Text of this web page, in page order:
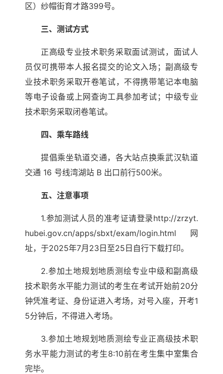
区）纱帽街育才路399号。
三、测试方式
正高级专业技术职务采取面试测试，面试人
员仅可携带本人报名提交的论文入场；副高级专
业技术职务采取开卷笔试，不得携带笔记本电脑
等电子设备或上网查询工具参加考试；中级专业
技术职务采取闭卷笔试。
四、乘车路线
提倡乘坐轨道交通，各大站点换乘武汉轨道
交通 16 号线湾湖站 B 出口前行500米。
五、注意事项
1.参加测试人员的准考证请登录http://zrzyt.
hubei.gov.cn/apps/sbxt/exam/login.html网
址，于2025年7月23日至25日自行下载打印。
2.参加土地规划地质测绘专业中级和副高级
技术职务水平能力测试的考生在考试开始前20分
钟凭准考证、身份证进入考场，对号入座，开考1
5分钟后，不得进入考场。
3.参加土地规划地质测绘专业正高级技术职
务水平能力测试的考生8:10前在考生集中室集合
完毕。